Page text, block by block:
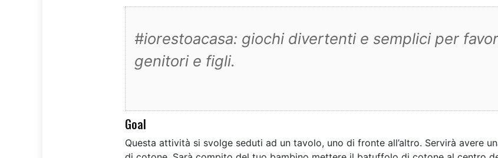
#iorestoacasa: giochi divertenti e semplici per
genitori e figli.
Goal
Questa attività si svolge seduti ad un tavolo, uno di fronte all’altro. Servirà avere